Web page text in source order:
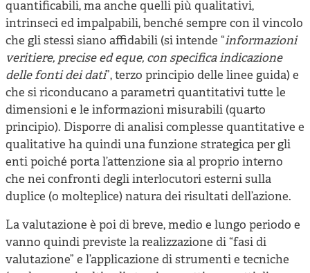
quantificabili, ma anche quelli più qualitativi,
intrinseci ed impalpabili, benché sempre con il vincolo
che gli stessi siano affidabili (si intende “informazioni
veritiere, precise ed eque, con specifica indicazione
delle fonti dei dati”, terzo principio delle linee guida) e
che si riconducano a parametri quantitativi tutte le
dimensioni e le informazioni misurabili (quarto
principio). Disporre di analisi complesse quantitative e
qualitative ha quindi una funzione strategica per gli
enti poiché porta l’attenzione sia al proprio interno
che nei confronti degli interlocutori esterni sulla
duplice (o molteplice) natura dei risultati dell’azione.
La valutazione è poi di breve, medio e lungo periodo e
vanno quindi previste la realizzazione di “fasi di
valutazione” e l’applicazione di strumenti e tecniche